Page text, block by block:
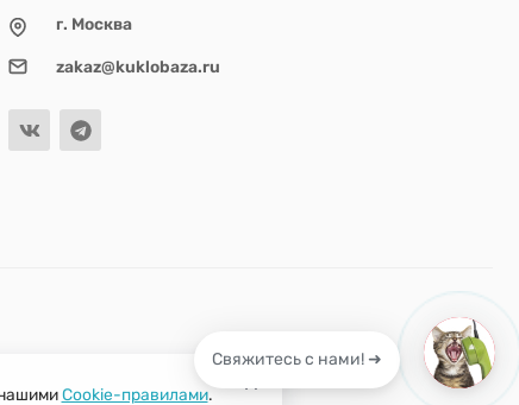
г. Москва
zakaz@kuklobaza.ru
Cookie-правилами.
Свяжитесь с нами! ➜